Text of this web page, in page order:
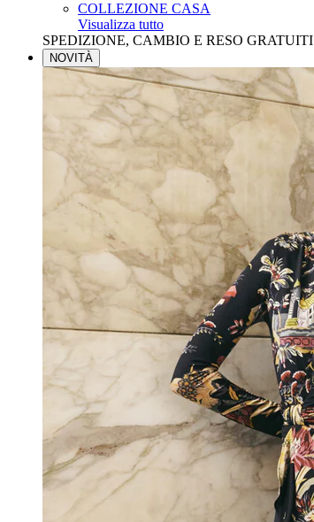
COLLEZIONE CASA
Visualizza tutto
SPEDIZIONE, CAMBIO E RESO GRATUITI
NOVITÀ